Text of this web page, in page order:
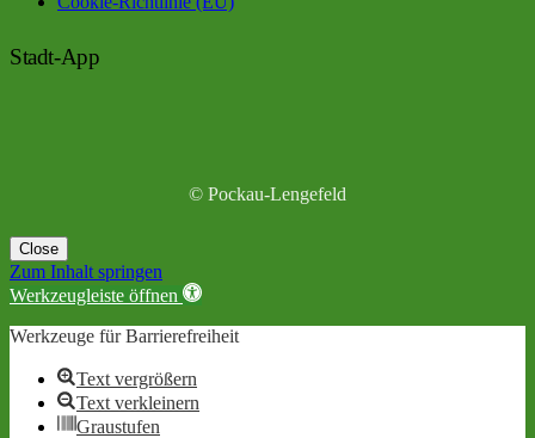
Stadt-App
© Pockau-Lengefeld
Close
Zum Inhalt springen
Werkzeugleiste öffnen
Werkzeuge für Barrierefreiheit
Text vergrößern
Text verkleinern
Graustufen